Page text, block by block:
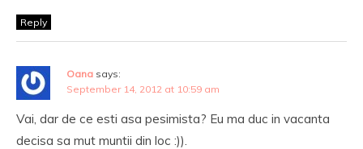
Reply
Oana says:
September 14, 2012 at 10:59 am
Vai, dar de ce esti asa pesimista? Eu ma duc in vacanta
decisa sa mut muntii din loc :)).